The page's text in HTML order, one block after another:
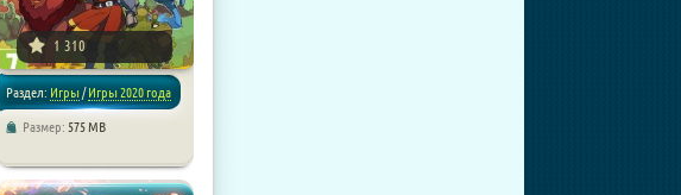
1 310
Раздел: Игры/Игры 2020 года
Размер: 575 MB